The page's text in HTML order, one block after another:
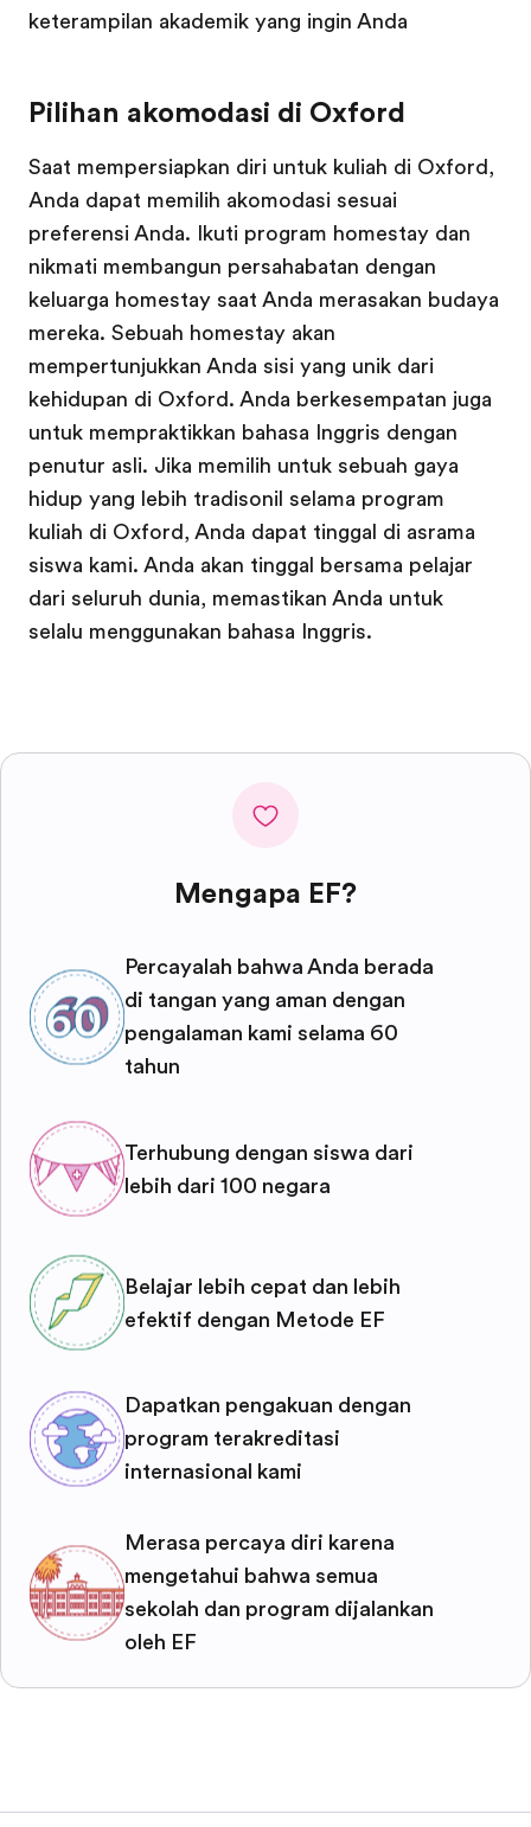
keterampilan akademik yang ingin Anda
Pilihan akomodasi di Oxford
Saat mempersiapkan diri untuk kuliah di Oxford,
Anda dapat memilih akomodasi sesuai
preferensi Anda. Ikuti program homestay dan
nikmati membangun persahabatan dengan
keluarga homestay saat Anda merasakan budaya
mereka. Sebuah homestay akan
mempertunjukkan Anda sisi yang unik dari
kehidupan di Oxford. Anda berkesempatan juga
untuk mempraktikkan bahasa Inggris dengan
penutur asli. Jika memilih untuk sebuah gaya
hidup yang lebih tradisonil selama program
kuliah di Oxford, Anda dapat tinggal di asrama
siswa kami. Anda akan tinggal bersama pelajar
dari seluruh dunia, memastikan Anda untuk
selalu menggunakan bahasa Inggris.
Mengapa EF?
Percayalah bahwa Anda berada
di tangan yang aman dengan
pengalaman kami selama 60
tahun
Terhubung dengan siswa dari
lebih dari 100 negara
Belajar lebih cepat dan lebih
efektif dengan Metode EF
Dapatkan pengakuan dengan
program terakreditasi
internasional kami
Merasa percaya diri karena
mengetahui bahwa semua
sekolah dan program dijalankan
oleh EF